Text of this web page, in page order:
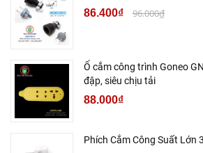
86.400₫ 96.000₫
Ổ cắm công trình Goneo
đập, siêu chịu tải
88.000₫
Phích Cắm Công Suất Lớn